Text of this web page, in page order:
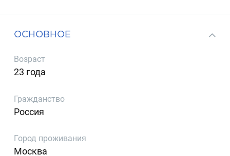
ОСНОВНОЕ
Возраст
23 года
Гражданство
Россия
Город проживания
Москва